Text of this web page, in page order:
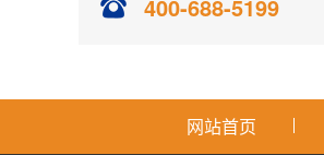
400-688-5199
网站首页